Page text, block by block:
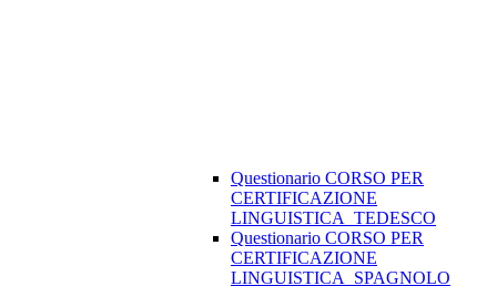
Questionario CORSO PER
CERTIFICAZIONE
LINGUISTICA_TEDESCO
Questionario CORSO PER
CERTIFICAZIONE
LINGUISTICA_SPAGNOLO